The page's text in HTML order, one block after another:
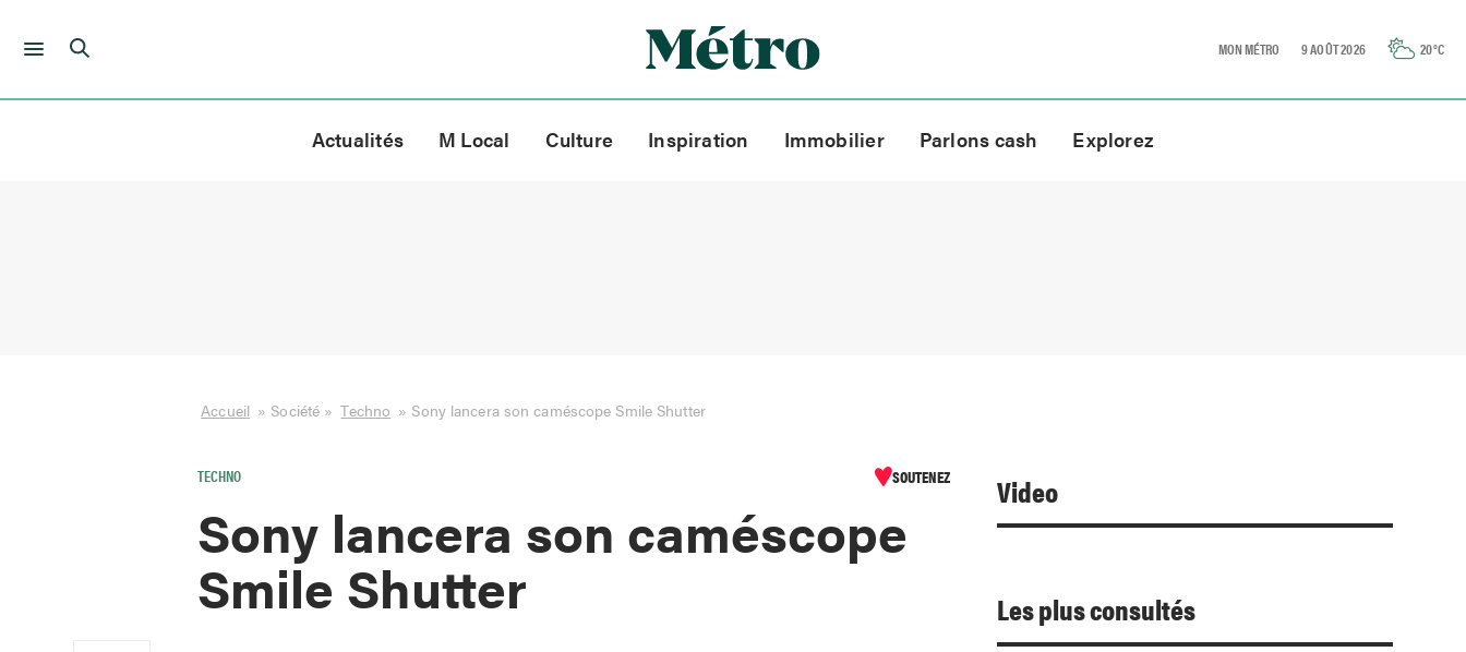
Skip
MON MÉTRO 9 AOÛT 2026 20°C
Actualités M Local Culture Inspiration Immobilier Parlons cash Explorez
Accueil » Société » Techno » Sony lancera son caméscope Smile Shutter
TECHNO SOUTENEZ
Sony lancera son caméscope
Smile Shutter
Video
Les plus consultés